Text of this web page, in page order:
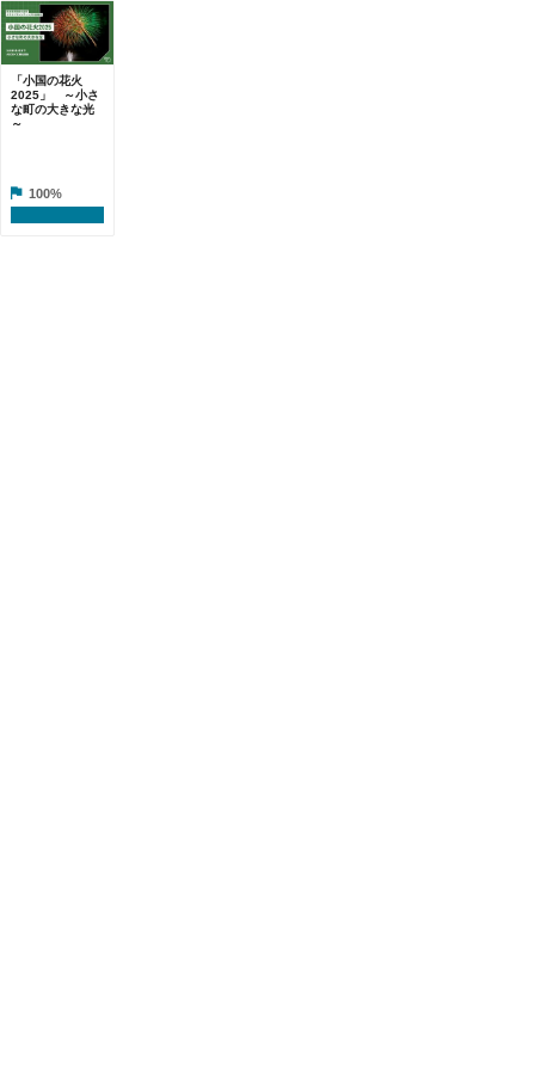
「小国の花火
2025」 ～小さ
な町の大きな光
～
100%